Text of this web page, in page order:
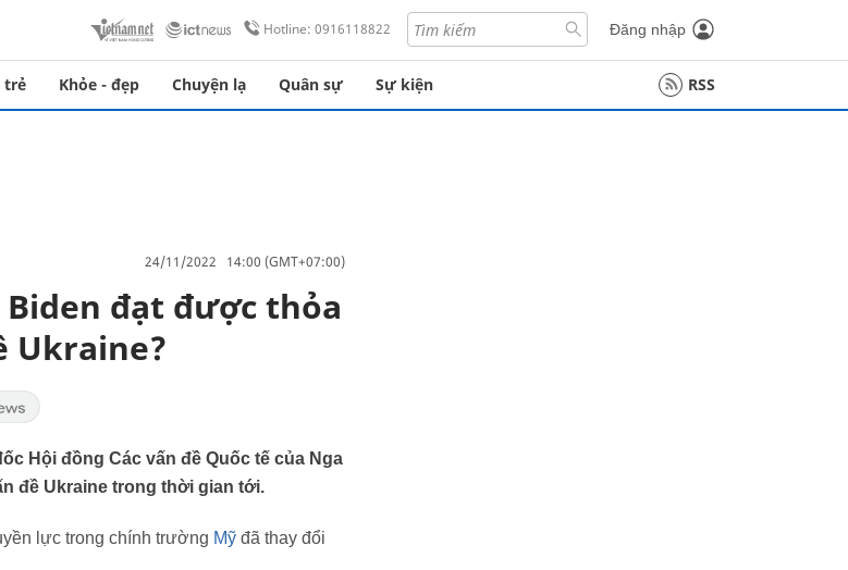
Hotline: 0916118822 Đăng nhập
trẻ Khỏe - đẹp Chuyện lạ Quân sự Sự kiện RSS
24/11/2022 14:00 (GMT+07:00)
đạt được thỏa
Ukraine?
Hội đồng Các vấn đề Quốc tế của Nga
đề Ukraine trong thời gian tới.
lực trong chính trường Mỹ đã thay đổi